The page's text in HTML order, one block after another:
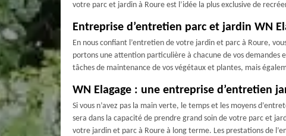
votre parc et jardin à Roure est l’idée la plus exclusive de
Entreprise d’entretien parc et jardin WN
En nous confiant l’entretien de votre jardin et parc à Roure,
portons une attention particulière à chacune de vos demandes
tâches de maintenance de vos végétaux et plantes, mais
WN Elagage : une entreprise d’entretien
Si vous n’avez pas la main verte, le temps et les moyens
sera dans la capacité de prendre grand soin de votre parc et
votre jardin et parc à Roure à long terme. Les prestations de